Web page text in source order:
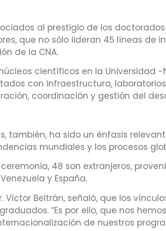
al prestigio de los doctorados
que no sólo lideran 45 líneas de
de la CNA.
científicos en la Universidad -
con infraestructura,
coordinación y gestión del
también, ha sido un énfasis
mundiales y los procesos
48 son extranjeros,
y España.
Víctor Beltrán, señaló, que los
“Es por ello, que nos
de nuestros